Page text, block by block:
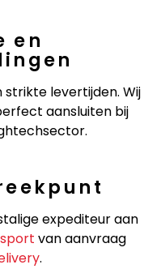
en
strikte levertijden. Wij
aansluiten bij
expediteur aan
van aanvraag
.